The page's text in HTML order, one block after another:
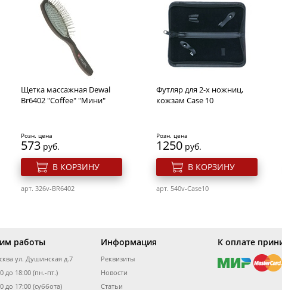
Ножницы для кутикулы
Solinberg 1007 "Comfort
В КОРЗИНУ
Ножницы маникюрные
Solinberg 0012
Розн. цена
В КОРЗИНУ
Ножницы маникюрные
для кутикулы Solinberg
1151z (ручная заточка)
Ножницы маникюрные
Щетка массажная Dewal
Br6402 "Coffee" "Мини"
Розн. цена
573 руб.
В КОРЗИНУ
арт. 326v-BR6402
Футляр для 2-х ножниц,
кожзам Case 10
Розн. цена
1250 руб.
В КОРЗИНУ
арт. 540v-Case10
работы
ул. Душинская д.7
до 18:00 (пн.-пт.)
до 17:00 (суббота)
Информация
Реквизиты
Новости
Статьи
К оплате